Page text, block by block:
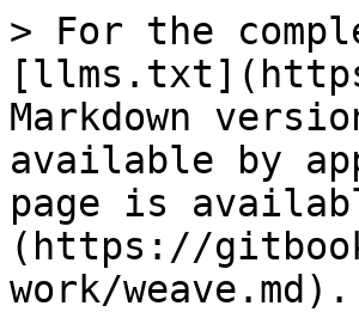
> For the
Markdown
available by
page is
(https://
work/weave.md).